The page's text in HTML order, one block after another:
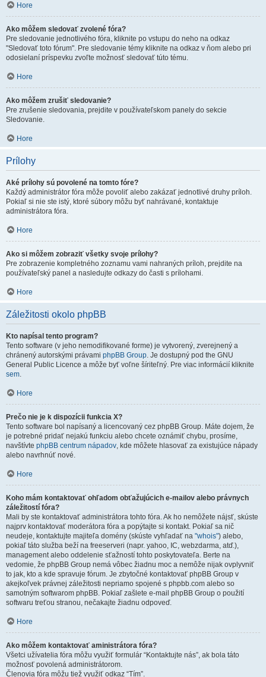
Hore
Ako môžem sledovať zvolené fóra?
Pre sledovanie jednotlivého fóra, kliknite po vstupu do neho na odkaz
"Sledovať toto fórum". Pre sledovanie témy kliknite na odkaz v ňom alebo pri
odosielaní príspevku zvoľte možnosť sledovať túto tému.
Hore
Ako môžem zrušiť sledovanie?
Pre zrušenie sledovania, prejdite v používateľskom panely do sekcie
Sledovanie.
Hore
Prílohy
Aké prílohy sú povolené na tomto fóre?
Každý administrátor fóra môže povoliť alebo zakázať jednotlivé druhy príloh.
Pokiaľ si nie ste istý, ktoré súbory môžu byť nahrávané, kontaktuje
administrátora fóra.
Hore
Ako si môžem zobraziť všetky svoje prílohy?
Pre zobrazenie kompletného zoznamu vami nahraných príloh, prejdite na
používateľský panel a nasledujte odkazy do časti s prílohami.
Hore
Záležitosti okolo phpBB
Kto napísal tento program?
Tento software (v jeho nemodifikované forme) je vytvorený, zverejnený a
chránený autorskými právami phpBB Group. Je dostupný pod the GNU
General Public Licence a môže byť voľne šíriteľný. Pre viac informácií kliknite
sem.
Hore
Prečo nie je k dispozícii funkcia X?
Tento software bol napísaný a licencovaný cez phpBB Group. Máte dojem, že
je potrebné pridať nejakú funkciu alebo chcete oznámiť chybu, prosíme,
navštívte phpBB centrum nápadov, kde môžete hlasovať za existujúce nápady
alebo navrhnúť nové.
Hore
Koho mám kontaktovať ohľadom obťažujúcich e-mailov alebo právnych
záležitostí fóra?
Mali by ste kontaktovať administrátora tohto fóra. Ak ho nemôžete nájsť, skúste
najprv kontaktovať moderátora fóra a popýtajte si kontakt. Pokiaľ sa nič
neudeje, kontaktujte majiteľa domény (skúste vyhľadať na "whois") alebo,
pokiaľ táto služba beží na freeserveri (napr. yahoo, IC, webzdarma, atď.),
management alebo oddelenie sťažností tohto poskytovateľa. Berte na
vedomie, že phpBB Group nemá vôbec žiadnu moc a nemôže nijak ovplyvniť
to jak, kto a kde spravuje fórum. Je zbytočné kontaktovať phpBB Group v
akejkoľvek právnej záležitosti nepriamo spojené s phpbb.com alebo so
samotným softwarom phpBB. Pokiaľ zašlete e-mail phpBB Group o použití
softwaru treťou stranou, nečakajte žiadnu odpoveď.
Hore
Ako môžem kontaktovať aministrátora fóra?
Všetci užívatelia fóra môžu využiť formulár “Kontaktujte nás”, ak bola táto
možnosť povolená administrátorom.
Členovia fóra môžu tiež využiť odkaz “Tím”.